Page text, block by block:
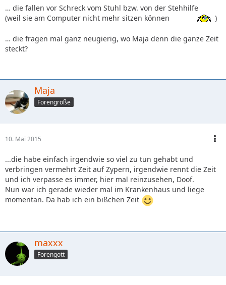
… die fallen vor Schreck vom Stuhl bzw. von der Stehhilfe
(weil sie am Computer nicht mehr sitzen können
)
… die fragen mal ganz neugierig, wo Maja denn die ganze Zeit
steckt?
Maja
Forengröße
10. Mai 2015
...die habe einfach irgendwie so viel zu tun gehabt und
verbringen vermehrt Zeit auf Zypern, irgendwie rennt die Zeit
und ich verpasse es immer, hier mal reinzusehen, Doof.
Nun war ich gerade wieder mal im Krankenhaus und liege
momentan. Da hab ich ein bißchen Zeit
maxxx
Forengott